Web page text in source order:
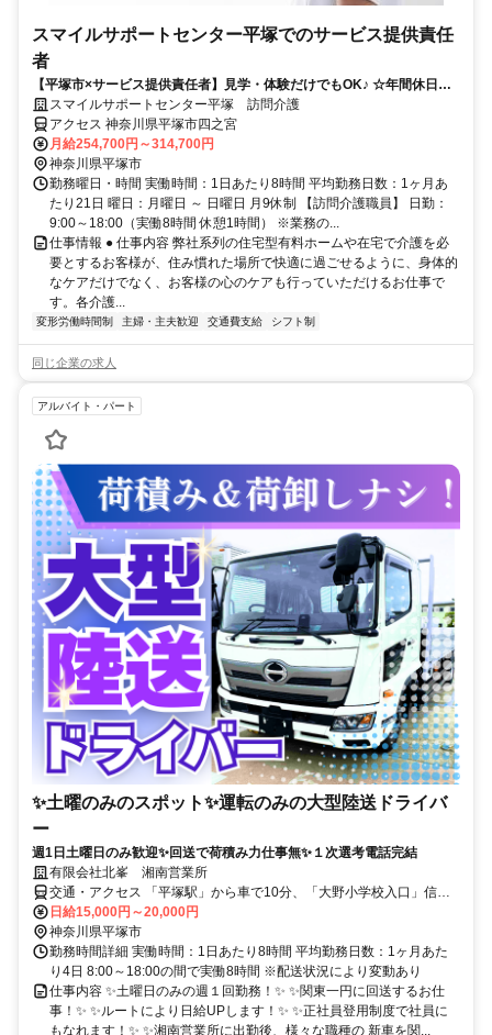
スマイルサポートセンター平塚でのサービス提供責任
者
【平塚市×サービス提供責任者】見学・体験だけでもOK♪ ☆年間休日
120日/無料駐車場あり☆
スマイルサポートセンター平塚 訪問介護
アクセス 神奈川県平塚市四之宮
月給254,700円～314,700円
神奈川県平塚市
勤務曜日・時間 実働時間：1日あたり8時間 平均勤務日数：1ヶ月あ
たり21日 曜日：月曜日 ～ 日曜日 月9休制 【訪問介護職員】 日勤：
9:00～18:00（実働8時間 休憩1時間） ※業務の...
仕事情報 ● 仕事内容 弊社系列の住宅型有料ホームや在宅で介護を必
要とするお客様が、住み慣れた場所で快適に過ごせるように、身体的
なケアだけでなく、お客様の心のケアも行っていただけるお仕事で
す。各介護...
変形労働時間制 主婦・主夫歓迎 交通費支給 シフト制
同じ企業の求人
アルバイト・パート
✨土曜のみのスポット✨運転のみの大型陸送ドライバ
ー
週1日土曜日のみ歓迎✨回送で荷積み力仕事無✨１次選考電話完結
有限会社北峯 湘南営業所
交通・アクセス 「平塚駅」から車で10分、「大野小学校入口」信号
目の前
日給15,000円～20,000円
神奈川県平塚市
勤務時間詳細 実働時間：1日あたり8時間 平均勤務日数：1ヶ月あた
り4日 8:00～18:00の間で実働8時間 ※配送状況により変動あり
仕事内容 ✨土曜日のみの週１回勤務！✨ ✨関東一円に回送するお仕
事！✨ ✨ルートにより日給UPします！✨ ✨正社員登用制度で社員に
もなれます！✨ ✨湘南営業所に出勤後、様々な職種の 新車を関...